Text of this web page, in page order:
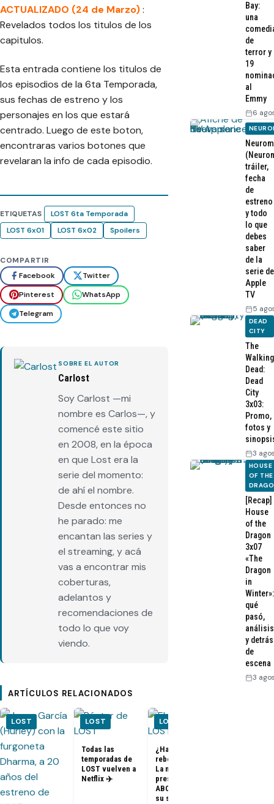
ACTUALIZADO (24 de Marzo):
Revelados todos los titulos de los
capitulos.
Esta entrada contiene los titulos de
los episodios de la 6ta Temporada,
sus fechas de estreno y los
personajes en los que estará
centrado. Luego de este boton,
encontraras varios botones que
revelaran la info de cada episodio.
ETIQUETAS
LOST 6ta Temporada
LOST 6x01
LOST 6x02 Spoilers
COMPARTIR
Facebook
Twitter
Pinterest
WhatsApp
Telegram
SOBRE EL AUTOR
Carlost
Soy Carlost —mi
nombre es Carlos—, y
comencé este sitio
en 2008, en la época
en que Lost era la
serie del momento:
de ahí el nombre.
Desde entonces no
he parado: me
encantan las series y
el streaming, y acá
vas a encontrar mis
coberturas,
adelantos y
recomendaciones de
todo lo que voy
viendo.
ARTÍCULOS RELACIONADOS
LOST LOST
Todas las
temporadas de
LOST vuelven a
Netflix ✈️
LOST
¿Habrá un
reboot de Lost?
La nueva
presidenta de
ABC dice que es
su sueño
Bay:
una
de
terror y
19
al
Emmy
6
tráiler,
fecha
de
estreno
y todo
lo que
debes
saber
de la
serie de
Apple
TV
5
DEAD
CITY
The
Walking
Dead:
Dead
City
3x03:
Promo,
fotos y
3
HOUSE
OF THE
[Recap]
House
of the
Dragon
3x07
«The
Dragon
in
Winter»:
qué
pasó,
análisis
y detrás
de
escena
3